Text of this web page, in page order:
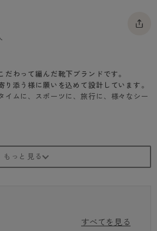
ー
て
わって編んだ靴下ブランドです。
添う様に願いを込めて設計しています。
イムに、スポーツに、旅行に、様々なシー
すべてを見る